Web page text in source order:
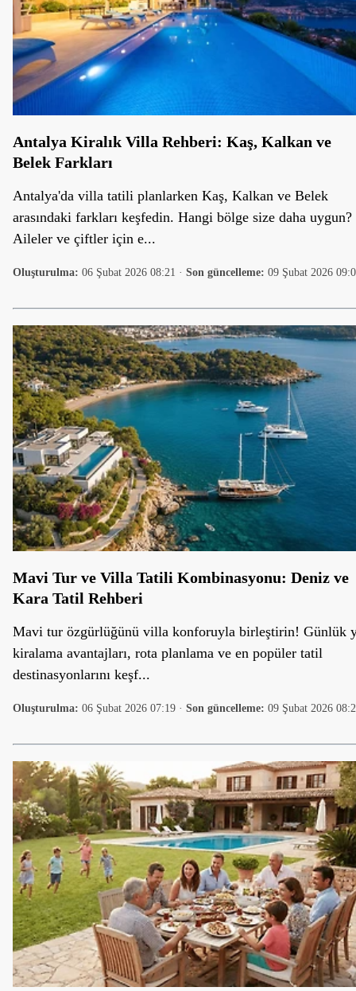
Antalya Kiralık Villa Rehberi: Kaş, Kalkan ve
Belek Farkları
Antalya'da villa tatili planlarken Kaş, Kalkan ve Belek
arasındaki farkları keşfedin. Hangi bölge size daha uygun?
Aileler ve çiftler için e...
Oluşturulma: 06 Şubat 2026 08:21 · Son güncelleme: 09 Şubat 2026
Mavi Tur ve Villa Tatili Kombinasyonu: Deniz ve
Kara Tatil Rehberi
Mavi tur özgürlüğünü villa konforuyla birleştirin! Günlük
kiralama avantajları, rota planlama ve en popüler tatil
destinasyonlarını keşf...
Oluşturulma: 06 Şubat 2026 07:19 · Son güncelleme: 09 Şubat 2026